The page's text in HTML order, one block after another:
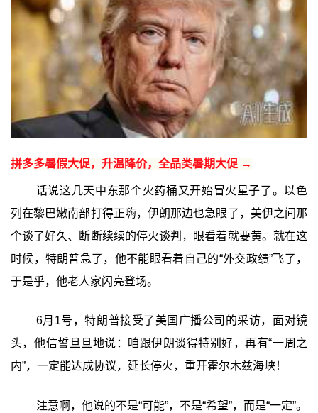
拼多多暑假大促，升温降价，全品类暑期大促 →
话说这几天中东那个火药桶又开始冒火星子了。以色
列在黎巴嫩南部打得正嗨，伊朗那边也急眼了，美伊之间那
个谈了好久、断断续续的停火谈判，眼看着就要黄。就在这
时候，特朗普急了，他不能眼看着自己的“外交政绩”飞了，
于是乎，他老人家闪亮登场。
6月1号，特朗普接受了美国广播公司的采访，面对镜
头，他信誓旦旦地说：咱跟伊朗谈得特别好，再有“一周之
内”，一定能达成协议，延长停火，重开霍尔木兹海峡！
注意啊，他说的不是“可能”，不是“希望”，而是“一定”。